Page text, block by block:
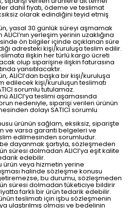
dahil fiyatı, ödeme ve teslimat
olarak edindiğini teyid etmiş
yasal 30 günlük süreyi aşmamak
yerleşim yerinin uzaklığına
ön bilgiler içinde açıklanan süre
adresteki kişi/kuruluşa teslim edilir.
ilişkin her türlü kargo ücreti
olup siparişine ilişkin faturasına
yansıtılacaktır.
ALICI’dan başka bir kişi/kuruluşa
edilecek kişi/kuruluşun teslimatı
sorumlu tutulamaz.
ALICI’ya teslimi aşamasında
nedeniyle, siparişi verilen ürünün
dolayı SATICI sorumlu
ürünün sağlam, eksiksiz, siparişte
ve varsa garanti belgeleri ve
edilmesinden sorumludur.
dayanmak şartıyla, sözleşmeden
süresi dolmadan ALICI’ya eşit kalite
edebilir.
ürün veya hizmetin yerine
halinde sözleşme konusu
bu durumu, sözleşmeden
süresi dolmadan tüketiciye bildirir
farklı bir ürün tedarik edebilir.
teslimatı için işbu sözleşmenin
ulaştırılmış olması ve bedelinin